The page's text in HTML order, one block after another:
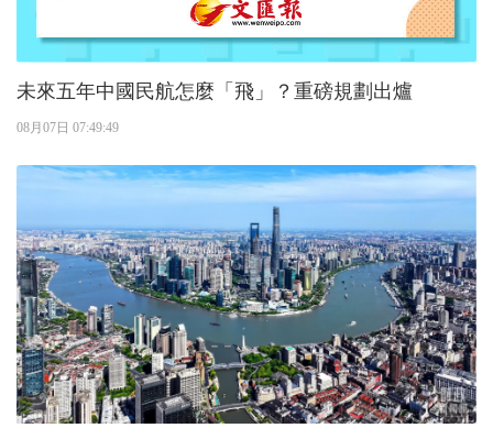
未來五年中國民航怎麼「飛」？重磅規劃出爐
08月07日 07:49:49